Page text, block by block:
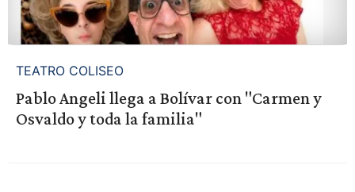
TEATRO COLISEO
Pablo Angeli llega a Bolívar con "Carmen y
Osvaldo y toda la familia"